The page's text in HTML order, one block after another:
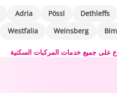
Dethleffs
Pössl
Adria
Weinsberg
Westfalia
على جميع خدمات المركبات السكنية